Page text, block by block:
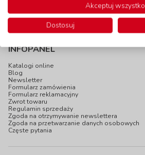
INFOPANEL
Katalogi online
Blog
Newsletter
Formularz zamówienia
Formularz reklamacyjny
Zwrot towaru
Regulamin sprzedaży
Zgoda na otrzymywanie newslettera
Zgoda na przetwarzanie danych osobowych
Częste pytania
Akceptuj wszystko
Dostosuj